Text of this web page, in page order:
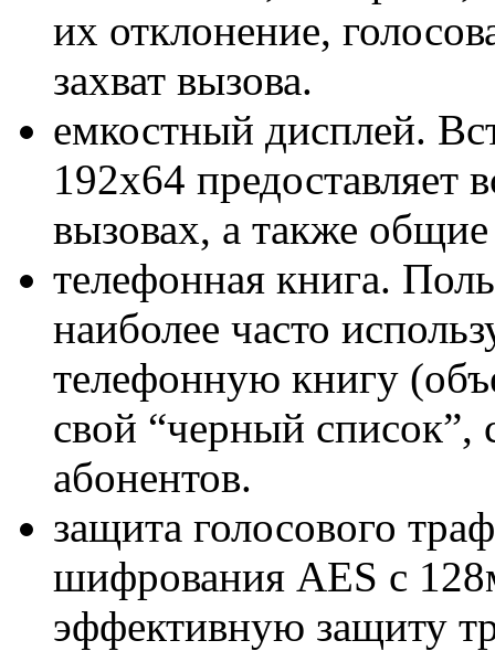
их отклонение,
захват вызова.
емкостный дисплей.
192x64
вызовах, а также общие
телефонная книга.
наиболее часто
телефонную книгу
свой “черный список”,
абонентов.
защита голосового
шифрования AES с
эффективную защиту